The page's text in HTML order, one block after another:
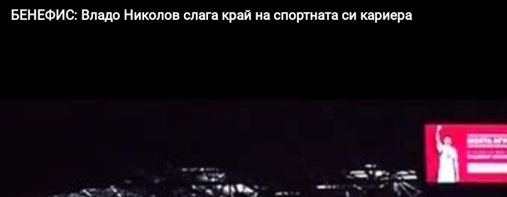
БЕНЕФИС: Владо Николов слага край на спортната си кариера